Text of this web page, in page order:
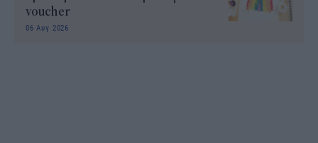
voucher
06 Αυγ 2026